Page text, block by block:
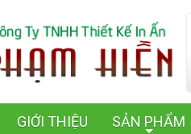
GIỚI THIỆU SẢN PHẨM